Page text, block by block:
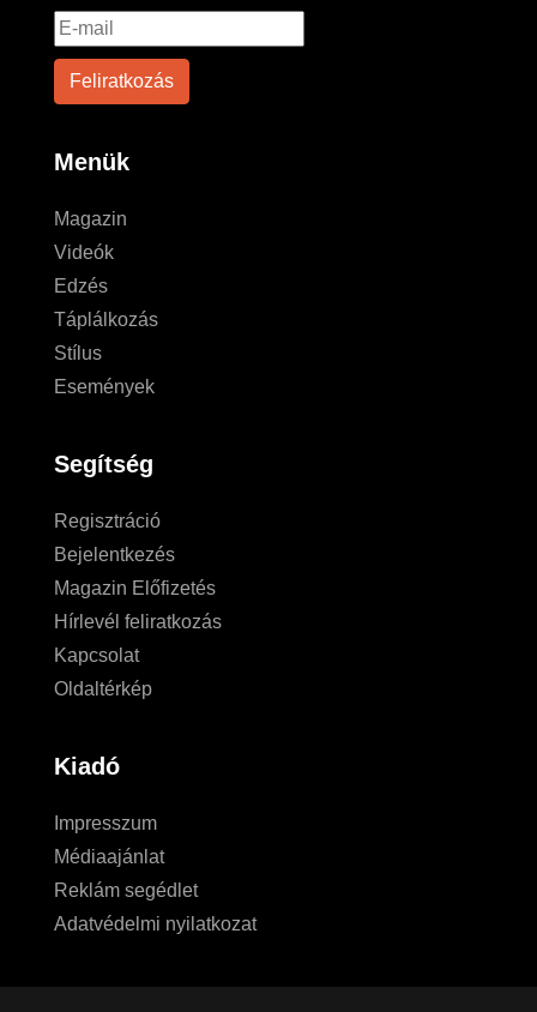
Menük
Magazin
Videók
Edzés
Táplálkozás
Stílus
Események
Segítség
Regisztráció
Bejelentkezés
Magazin Előfizetés
Hírlevél feliratkozás
Kapcsolat
Oldaltérkép
Kiadó
Impresszum
Médiaajánlat
Reklám segédlet
Adatvédelmi nyilatkozat